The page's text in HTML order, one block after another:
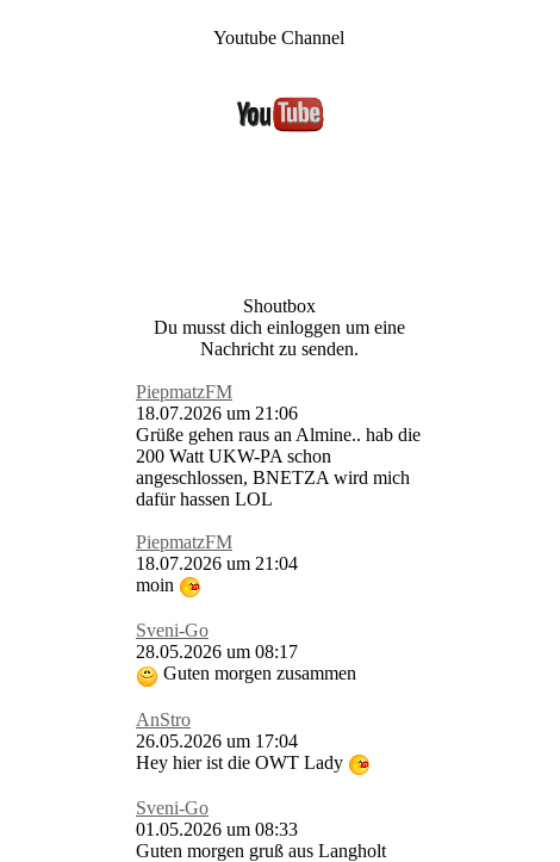
Youtube Channel
Shoutbox
Du musst dich einloggen um eine
Nachricht zu senden.
PiepmatzFM
18.07.2026 um 21:06
Grüße gehen raus an Almine.. hab die
200 Watt UKW-PA schon
angeschlossen, BNETZA wird mich
dafür hassen LOL
PiepmatzFM
18.07.2026 um 21:04
moin
Sveni-Go
28.05.2026 um 08:17
Guten morgen zusammen
AnStro
26.05.2026 um 17:04
Hey hier ist die OWT Lady
Sveni-Go
01.05.2026 um 08:33
Guten morgen gruß aus Langholt